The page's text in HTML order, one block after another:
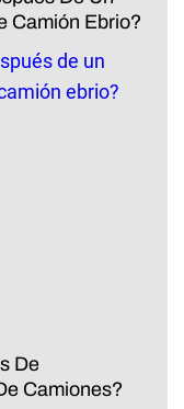
Camión Ebrio?
De
Camiones?